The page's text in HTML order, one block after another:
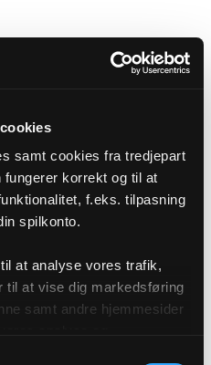
samt cookies fra tredjepart
korrekt og til at
f.eks. tilpasning
spilkonto.
at analyse vores trafik,
til at vise dig markedsføring
samt andre hjemmesider